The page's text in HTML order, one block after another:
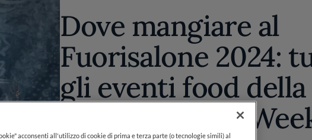
Dove mangiare al
Fuorisalone 2024:
gli eventi food della
Milano Design
acconsenti all'utilizzo di cookie di prima e terza parte (o tecnologie simili) al